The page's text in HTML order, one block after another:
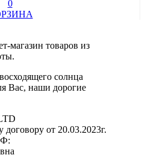
0
магазин товаров из
солнца
Вас, наши дорогие
договору от 20.03.2023г.